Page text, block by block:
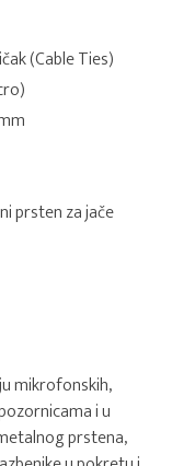
(Cable Ties)
prsten za jače
mikrofonskih,
i u
prstena,